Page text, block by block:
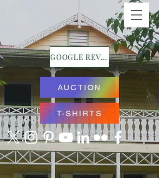
GOOGLE REVIEWS
AUCTION
T-SHIRTS